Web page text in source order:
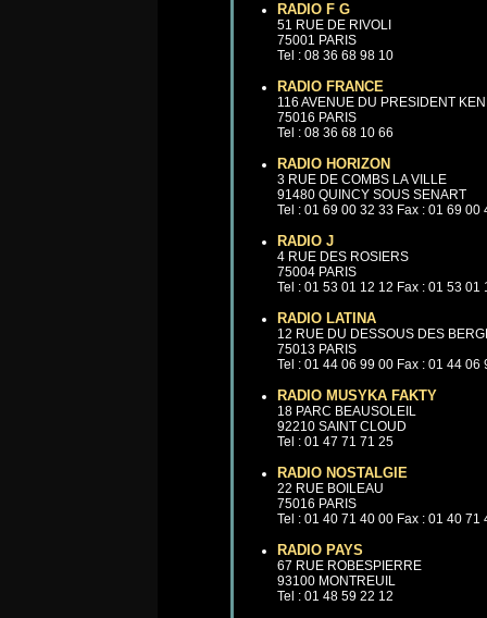
RADIO F G
51 RUE DE RIVOLI
75001 PARIS
Tel : 08 36 68 98 10
RADIO FRANCE
116 AVENUE DU PRESIDENT
75016 PARIS
Tel : 08 36 68 10 66
RADIO HORIZON
3 RUE DE COMBS LA VILLE
91480 QUINCY SOUS SENART
Tel : 01 69 00 32 33 Fax : 01 69 00
RADIO J
4 RUE DES ROSIERS
75004 PARIS
Tel : 01 53 01 12 12 Fax : 01 53 01
RADIO LATINA
12 RUE DU DESSOUS DES
75013 PARIS
Tel : 01 44 06 99 00 Fax : 01 44 06
RADIO MUSYKA FAKTY
18 PARC BEAUSOLEIL
92210 SAINT CLOUD
Tel : 01 47 71 71 25
RADIO NOSTALGIE
22 RUE BOILEAU
75016 PARIS
Tel : 01 40 71 40 00 Fax : 01 40 71
RADIO PAYS
67 RUE ROBESPIERRE
93100 MONTREUIL
Tel : 01 48 59 22 12